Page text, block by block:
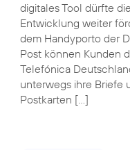
digitales Tool dürfte
Entwicklung weiter
dem Handyporto der
Post können Kunden
Telefónica
unterwegs ihre Briefe
Postkarten […]